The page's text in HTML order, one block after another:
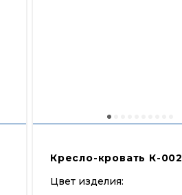
Кресло-кровать К-002
Цвет изделия: